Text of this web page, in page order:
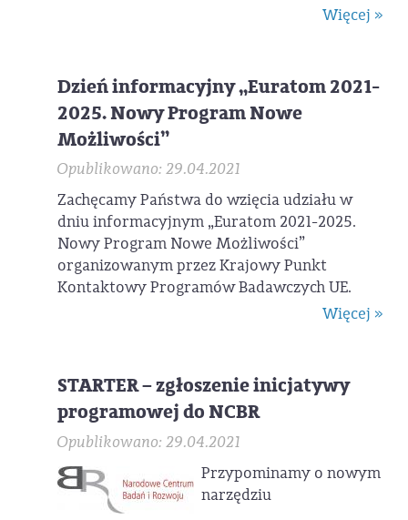
Więcej »
Dzień informacyjny „Euratom 2021-
2025. Nowy Program Nowe
Możliwości”
Opublikowano: 29.04.2021
Zachęcamy Państwa do wzięcia udziału w
dniu informacyjnym „Euratom 2021-2025.
Nowy Program Nowe Możliwości”
organizowanym przez Krajowy Punkt
Kontaktowy Programów Badawczych UE.
Więcej »
STARTER – zgłoszenie inicjatywy
programowej do NCBR
Opublikowano: 29.04.2021
Przypominamy o nowym
narzędziu